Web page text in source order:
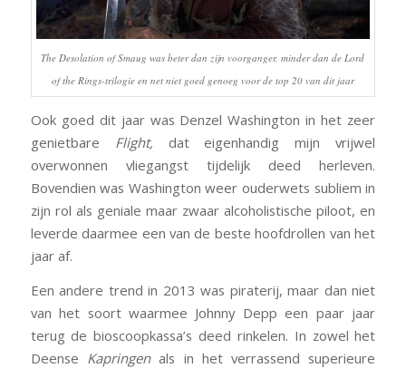
The Desolation of Smaug was beter dan zijn voorganger, minder dan deLord
of the Rings-trilogie en net niet goed genoeg voor de top 20 van dit jaar
Ook goed dit jaar was Denzel Washington in het zeer
genietbare Flight, dat eigenhandig mijn vrijwel
overwonnen vliegangst tijdelijk deed herleven.
Bovendien was Washington weer ouderwets subliem in
zijn rol als geniale maar zwaar alcoholistische piloot, en
leverde daarmee een van de beste hoofdrollen van het
jaar af.
Een andere trend in 2013 was piraterij, maar dan niet
van het soort waarmee Johnny Depp een paar jaar
terug de bioscoopkassa’s deed rinkelen. In zowel het
Deense Kapringenals in het verrassend superieure